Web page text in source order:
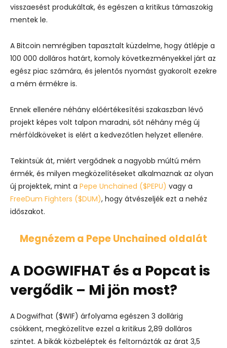
visszaesést produkáltak, és egészen a kritikus támaszokig
mentek le.
A Bitcoin nemrégiben tapasztalt küzdelme, hogy átlépje a
100 000 dolláros határt, komoly következményekkel járt az
egész piac számára, és jelentős nyomást gyakorolt ezekre
a mém érmékre is.
Ennek ellenére néhány előértékesítési szakaszban lévő
projekt képes volt talpon maradni, sőt néhány még új
mérföldköveket is elért a kedvezőtlen helyzet ellenére.
Tekintsük át, miért vergődnek a nagyobb múltú mém
érmék, és milyen megközelítéseket alkalmaznak az olyan
új projektek, mint a Pepe Unchained ($PEPU) vagy a
FreeDum Fighters ($DUM), hogy átvészeljék ezt a nehéz
időszakot.
Megnézem a Pepe Unchained oldalát
A DOGWIFHAT és a Popcat is
vergődik – Mi jön most?
A Dogwifhat ($WIF) árfolyama egészen 3 dollárig
csökkent, megközelítve ezzel a kritikus 2,89 dolláros
szintet. A bikák közbeléptek és feltornázták az árat 3,5